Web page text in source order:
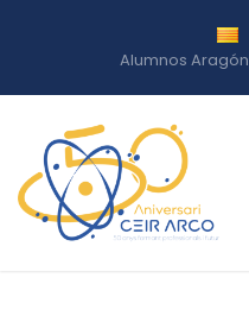
Alumnos Aragón